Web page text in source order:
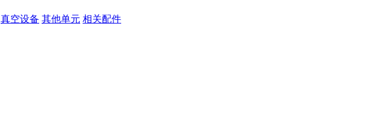
真空设备 其他单元 相关配件